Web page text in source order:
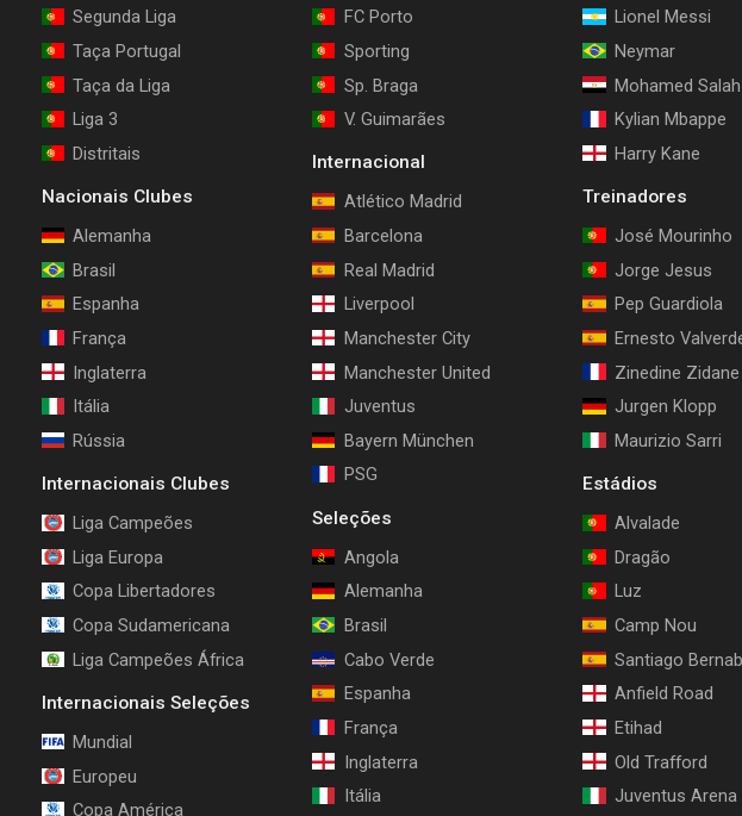
Segunda Liga
Taça Portugal
Taça da Liga
Liga 3
Distritais
Nacionais Clubes
Alemanha
Brasil
Espanha
França
Inglaterra
Itália
Rússia
Internacionais Clubes
Liga Campeões
Liga Europa
Copa Libertadores
Copa Sudamericana
Liga Campeões África
Internacionais Seleções
Mundial
Europeu
Copa América
FC Porto
Sporting
Sp. Braga
V. Guimarães
Internacional
Atlético Madrid
Barcelona
Real Madrid
Liverpool
Manchester City
Manchester United
Juventus
Bayern München
PSG
Seleções
Angola
Alemanha
Brasil
Cabo Verde
Espanha
França
Inglaterra
Itália
Lionel Messi
Neymar
Mohamed Salah
Kylian Mbappe
Harry Kane
Treinadores
José Mourinho
Jorge Jesus
Pep Guardiola
Ernesto
Zinedine Zidane
Jurgen Klopp
Maurizio Sarri
Estádios
Alvalade
Dragão
Luz
Camp Nou
Santiago
Anfield Road
Etihad
Old Trafford
Juventus Arena